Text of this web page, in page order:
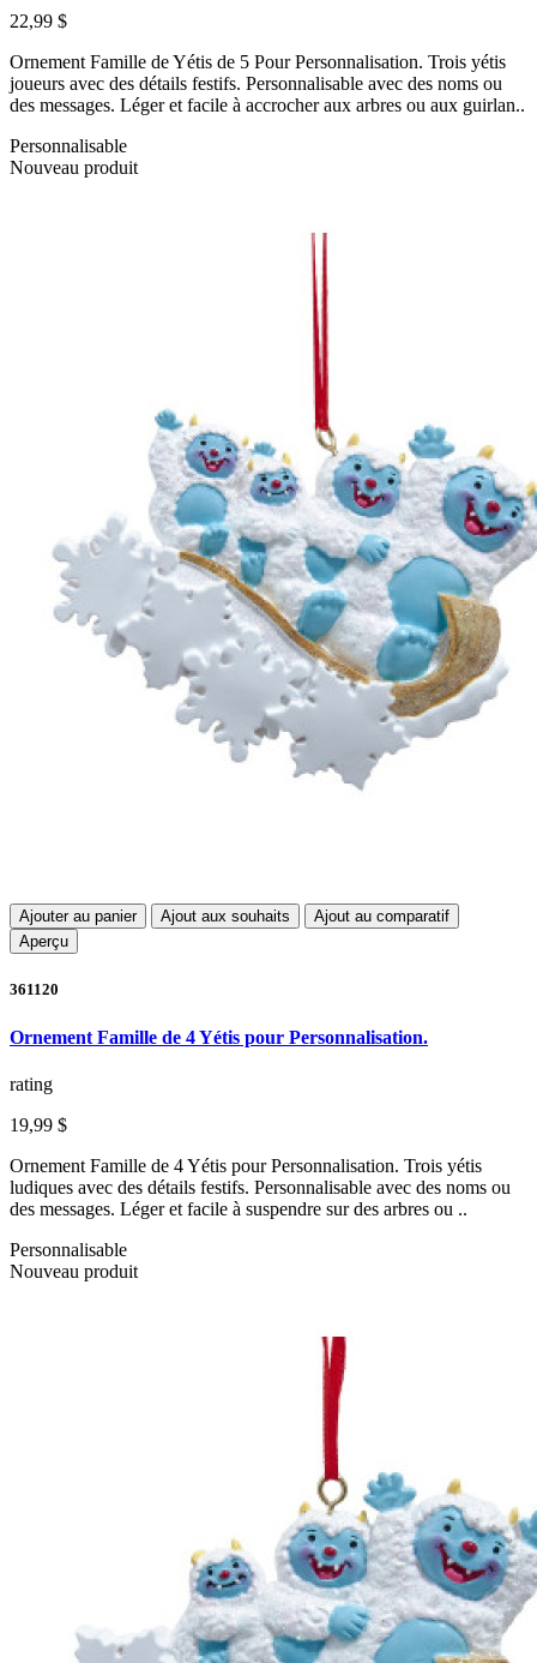
22,99 $
Ornement Famille de Yétis de 5 Pour Personnalisation. Trois yétis
joueurs avec des détails festifs. Personnalisable avec des noms ou
des messages. Léger et facile à accrocher aux arbres ou aux guirlan..
Personnalisable
Nouveau produit
Ajouter au panier Ajout aux souhaits
Ajout au comparatif
Aperçu
361120
Ornement Famille de 4 Yétis pour Personnalisation.
rating
19,99 $
Ornement Famille de 4 Yétis pour Personnalisation. Trois yétis
ludiques avec des détails festifs. Personnalisable avec des noms ou
des messages. Léger et facile à suspendre sur des arbres ou ..
Personnalisable
Nouveau produit